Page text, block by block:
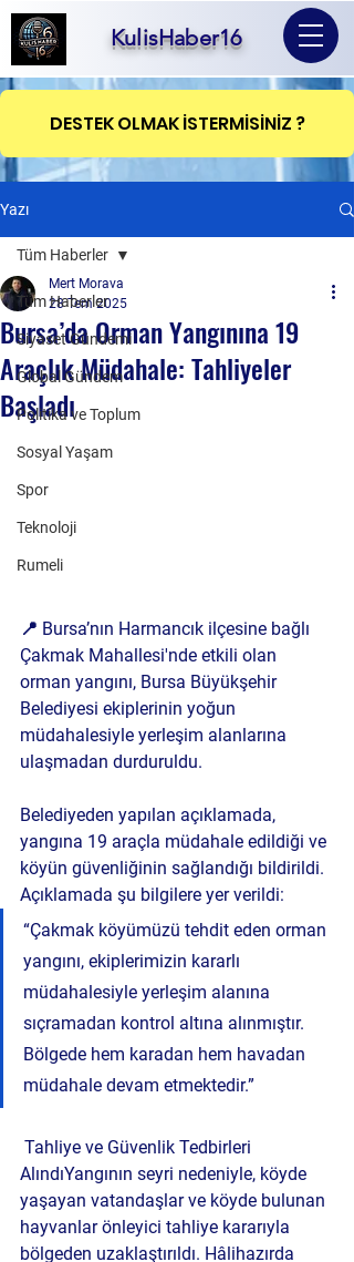
KulisHaber16
DESTEK OLMAK İSTERMİSİNİZ ?
Yazı
Tüm Haberler
Siyaset Gündemi
Global Gündem
Politika ve Toplum
Sosyal Yaşam
Spor
Teknoloji
Rumeli
Tüm Haberler
Bursa’da Orman Yangınına 19
Araçlık Müdahale: Tahliyeler
Başladı
Mert Morava
28 Tem 2025
📍 Bursa’nın Harmancık ilçesine bağlı
Çakmak Mahallesi'nde etkili olan
orman yangını, Bursa Büyükşehir
Belediyesi ekiplerinin yoğun
müdahalesiyle yerleşim alanlarına
ulaşmadan durduruldu.
Belediyeden yapılan açıklamada,
yangına 19 araçla müdahale edildiği ve
köyün güvenliğinin sağlandığı bildirildi.
Açıklamada şu bilgilere yer verildi:
“Çakmak köyümüzü tehdit eden orman
yangını, ekiplerimizin kararlı
müdahalesiyle yerleşim alanına
sıçramadan kontrol altına alınmıştır.
Bölgede hem karadan hem havadan
müdahale devam etmektedir.”
Tahliye ve Güvenlik Tedbirleri
AlındıYangının seyri nedeniyle, köyde
yaşayan vatandaşlar ve köyde bulunan
hayvanlar önleyici tahliye kararıyla
bölgeden uzaklaştırıldı. Hâlihazırda